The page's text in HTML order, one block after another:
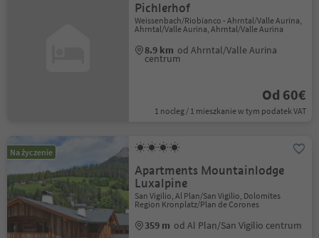
Pichlerhof
Weissenbach/Riobianco - Ahrntal/Valle Aurina,
Ahrntal/Valle Aurina, Ahrntal/Valle Aurina
8.9 km od Ahrntal/Valle Aurina
centrum
Od 60€
1 nocleg / 1 mieszkanie w tym podatek VAT
Na życzenie
Apartments Mountainlodge
Luxalpine
San Vigilio, Al Plan/San Vigilio, Dolomites
Region Kronplatz/Plan de Corones
359 m od Al Plan/San Vigilio centrum